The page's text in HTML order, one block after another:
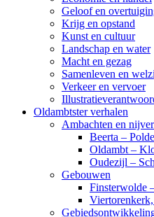
Geloof en
Krijg en opstand
Kunst en cultuur
Landschap en water
Macht en gezag
Samenleven en
Verkeer en vervoer
Oldambtster verhalen
Ambachten en
Beerta –
Oldambt –
Oudezijl –
Gebouwen
Finsterwolde